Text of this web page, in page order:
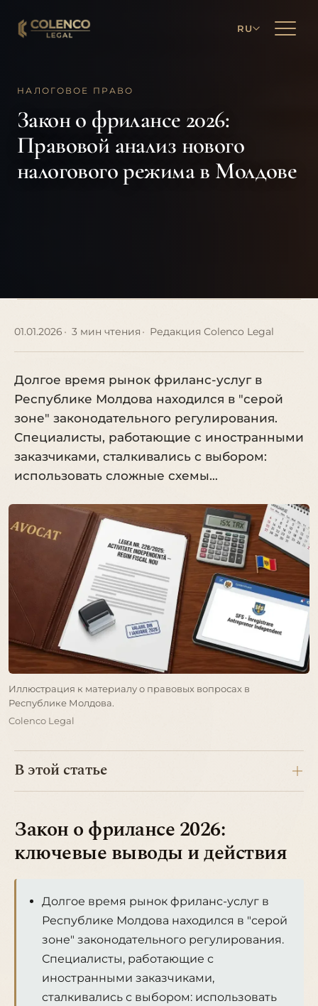
RU
НАЛОГОВОЕ ПРАВО
Закон о фрилансе 2026:
Правовой анализ нового
налогового режима в Молдове
01.01.2026 3 мин чтения Редакция Colenco Legal
Долгое время рынок фриланс-услуг в
Республике Молдова находился в "серой
зоне" законодательного регулирования.
Специалисты, работающие с иностранными
заказчиками, сталкивались с выбором:
использовать сложные схемы…
Иллюстрация к материалу о правовых вопросах в
Республике Молдова.
Colenco Legal
В этой статье
Закон о фрилансе 2026:
ключевые выводы и действия
Долгое время рынок фриланс-услуг в
Республике Молдова находился в "серой
зоне" законодательного регулирования.
Специалисты, работающие с
иностранными заказчиками,
сталкивались с выбором: использовать